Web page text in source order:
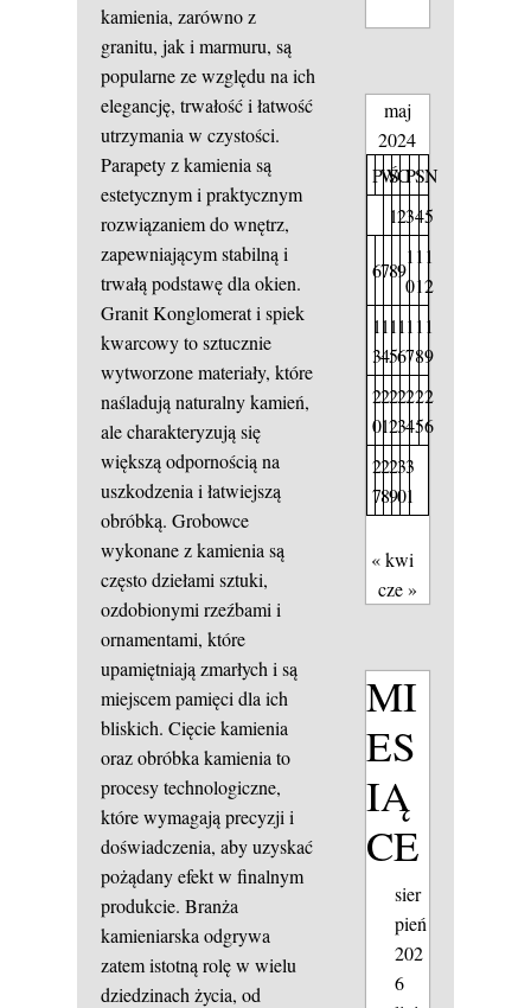
kamienia, zarówno z
granitu, jak i marmuru, są
popularne ze względu na ich
elegancję, trwałość i łatwość
utrzymania w czystości.
Parapety z kamienia są
estetycznym i praktycznym
rozwiązaniem do wnętrz,
zapewniającym stabilną i
trwałą podstawę dla okien.
GranitKonglomerat i spiek
kwarcowy to sztucznie
wytworzone materiały, które
naśladują naturalny kamień,
ale charakteryzują się
większą odpornością na
uszkodzenia i łatwiejszą
obróbką. Grobowce
wykonane z kamienia są
często dziełami sztuki,
ozdobionymi rzeźbami i
ornamentami, które
upamiętniają zmarłych i są
miejscem pamięci dla ich
bliskich. Cięcie kamienia
oraz obróbka kamienia to
procesy technologiczne,
które wymagają precyzji i
doświadczenia, aby uzyskać
pożądany efekt w finalnym
produkcie. Branża
kamieniarska odgrywa
zatem istotną rolę w wielu
dziedzinach życia, od
maj
2024
PW
ŚCPSN
12345
6789
1
0
1
1
1
2
1
3
1
4
1
5
1
6
1
7
1
8
1
9
2
0
2
1
2
2
2
3
2
4
2
5
2
6
2
7
2
8
2
9
3
0
3
1
« kwi
cze »
MI
ES
IĄ
CE
sier
pień
202
6